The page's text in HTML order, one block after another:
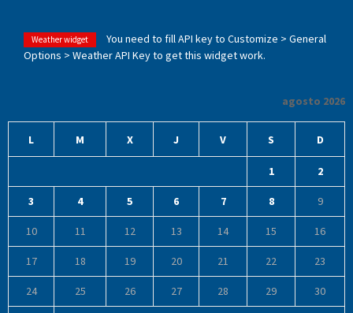
Weather widget
You need to fill API key to Customize > General
Options > Weather API Key to get this widget work.
agosto 2026
L M X J V S D
1 2
3 4 5 6 7 8 9
10 11 12 13 14 15 16
17 18 19 20 21 22 23
24 25 26 27 28 29 30